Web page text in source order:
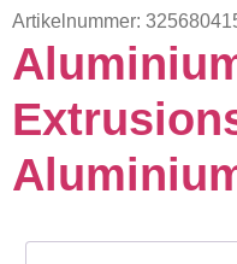
Artikelnummer: